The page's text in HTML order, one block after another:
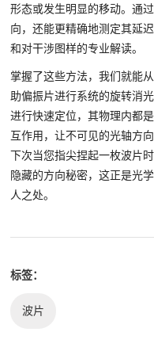
形态或发生明显的移动。通
向，还能更精确地测定其延
和对干涉图样的专业解读。
掌握了这些方法，我们就能
助偏振片进行系统的旋转消
进行快速定位，其物理内都
互作用，让不可见的光轴方
下次当您指尖捏起一枚波片
隐藏的方向秘密，这正是光
人之处。
标签：
波片